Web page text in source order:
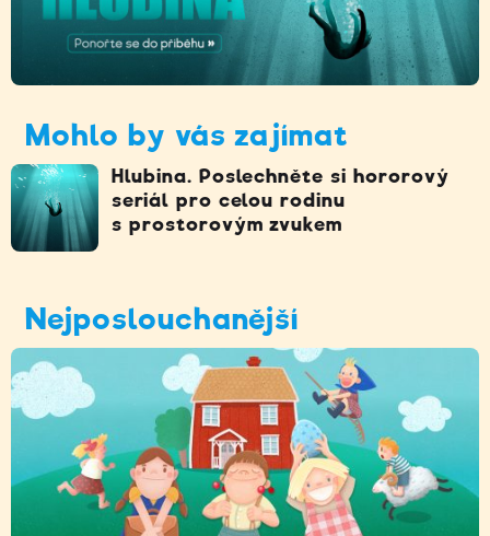
Mohlo by vás zajímat
Hlubina. Poslechněte si hororový
seriál pro celou rodinu
s prostorovým zvukem
Nejposlouchanější